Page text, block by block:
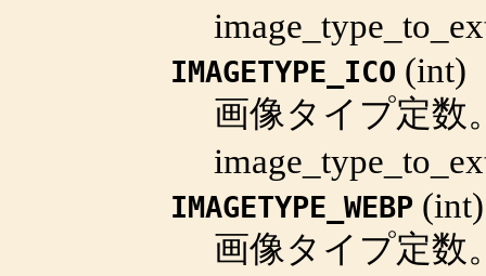
IMAGETYPE_ICO (int)
画像タイプ定数
IMAGETYPE_WEBP (int)
画像タイプ定数